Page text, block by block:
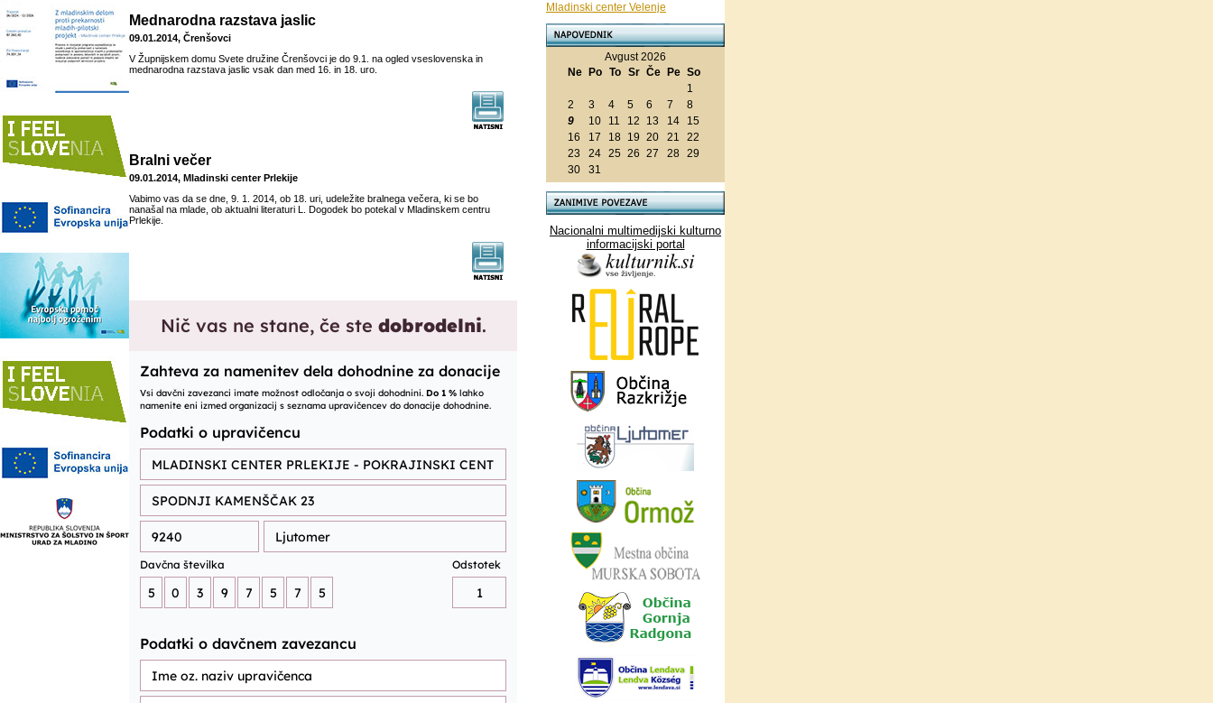
Mednarodna razstava jaslic
09.01.2014, Črenšovci
V Župnijskem domu Svete družine Črenšovci je do 9.1. na ogled vseslovenska in
mednarodna razstava jaslic vsak dan med 16. in 18. uro.
Bralni večer
09.01.2014, Mladinski center Prlekije
Vabimo vas da se dne, 9. 1. 2014, ob 18. uri, udeležite bralnega večera, ki se bo
nanašal na mlade, ob aktualni literaturi L. Dogodek bo potekal v Mladinskem centru
Prlekije.
Mladinski center Velenje
Avgust 2026
Ne
Po To Sr Če Pe So
1
2
3 4 5 6 7
8
9
10 11 12 13 14
15
16
17 18 19 20 21
22
23
24 25 26 27 28 29
30
31
Nacionalni multimedijski kulturno
informacijski portal